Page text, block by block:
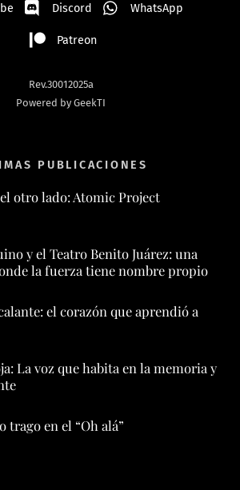
Discord WhatsApp
Patreon
Rev.30012025a
Powered by GeekTI
PUBLICACIONES
otro lado: Atomic Project
y el Teatro Benito Juárez: una
la fuerza tiene nombre propio
el corazón que aprendió a
La voz que habita en la memoria y
trago en el “Oh alá”